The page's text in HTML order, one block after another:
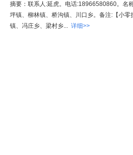
摘要：联系人:延虎。电话:18966580860。名
坪镇、柳林镇、桥沟镇、川口乡。备注:【小
镇、冯庄乡、梁村乡... 详细>>